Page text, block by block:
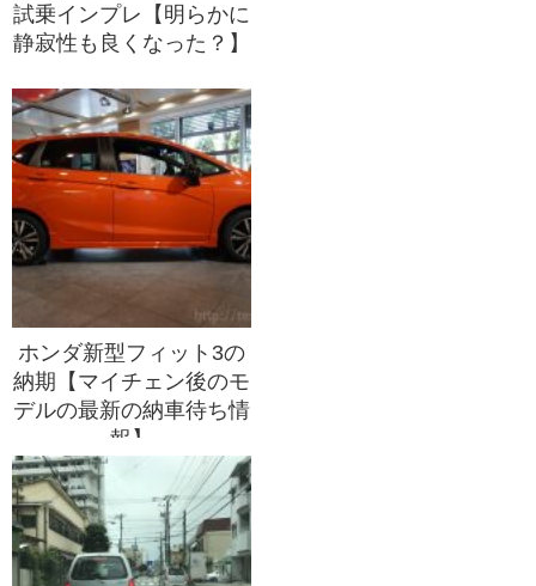
試乗インプレ【明らかに
静寂性も良くなった？】
ホンダ新型フィット3の
納期【マイチェン後のモ
デルの最新の納車待ち情
報】